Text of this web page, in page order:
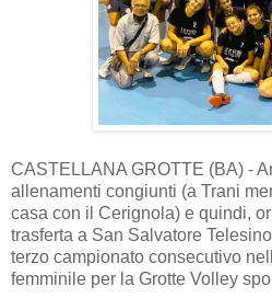
CASTELLANA GROTTE (BA) -
allenamenti congiunti (a Trani
casa con il Cerignola) e quindi,
trasferta a San Salvatore
terzo campionato consecutivo
femminile per la Grotte Volley